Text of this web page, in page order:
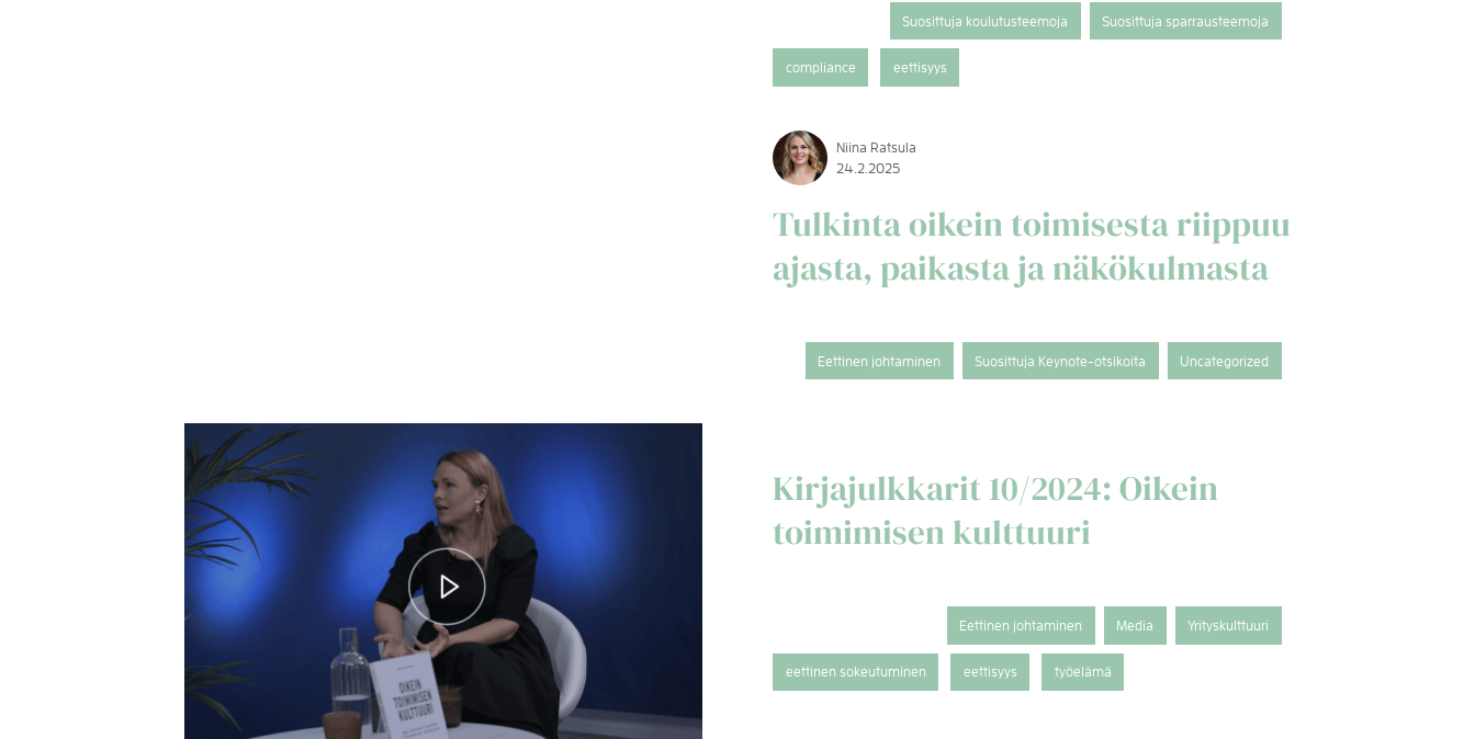
Suosittuja koulutusteemoja Suosittuja sparrausteemoja
compliance eettisyys
Niina Ratsula
24.2.2025
Tulkinta oikein toimisesta riippuu
ajasta, paikasta ja näkökulmasta
Eettinen johtaminen Suosittuja Keynote-otsikoita Uncategorized
Kirjajulkkarit 10/2024: Oikein
toimimisen kulttuuri
Eettinen johtaminen Media Yrityskulttuuri
eettinen sokeutuminen eettisyys työelämä